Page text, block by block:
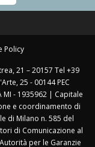
Policy
21 – 20157 Tel +39
25 - 00144 PEC
MI - 1935962 | Capitale
e coordinamento di
di Milano n. 585 del
di Comunicazione al
per le Garanzie